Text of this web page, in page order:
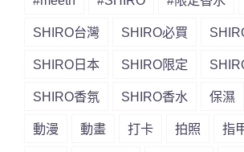
SHIRO台灣 SHIRO必買
SHIRO日本 SHIRO限定
SHIRO香氛 SHIRO香水 保濕
動漫 動畫 打卡 拍照 指